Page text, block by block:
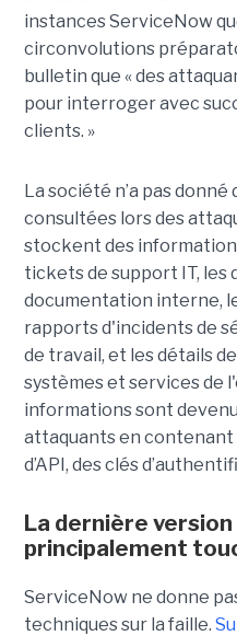
instances ServiceNow
circonvolutions
bulletin que « des
pour interroger avec
clients. »
La société n’a pas
consultées lors des
stockent des
tickets de support IT, les
documentation interne,
rapports d'incidents de
de travail, et les détails
systèmes et services de
informations sont
attaquants en
d’API, des clés
La dernière
principalement
ServiceNow ne donne
techniques sur la faille.